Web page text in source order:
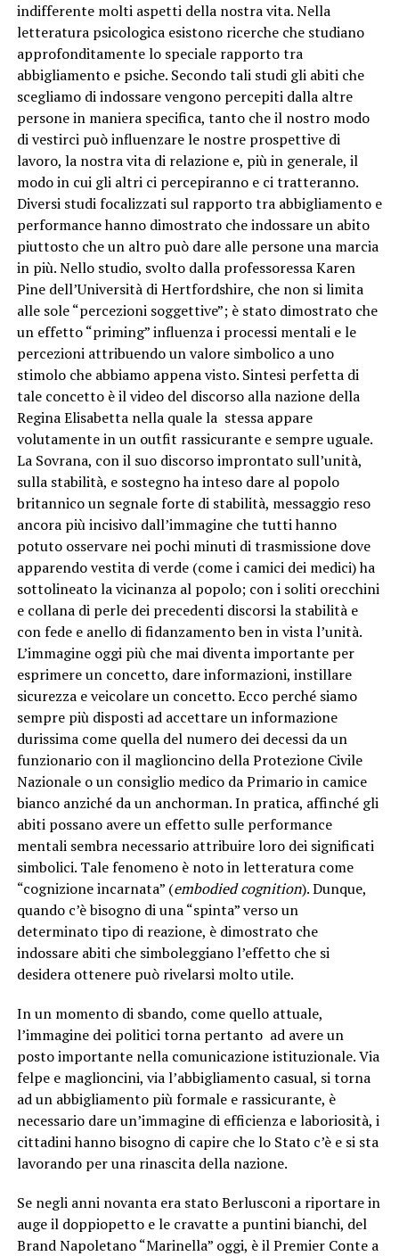
indifferente molti aspetti della nostra vita. Nella
letteratura psicologica esistono ricerche che studiano
approfonditamente lo speciale rapporto tra
abbigliamento e psiche. Secondo tali studi gli abiti che
scegliamo di indossare vengono percepiti dalla altre
persone in maniera specifica, tanto che il nostro modo
di vestirci può influenzare le nostre prospettive di
lavoro, la nostra vita di relazione e, più in generale, il
modo in cui gli altri ci percepiranno e ci tratteranno.
Diversi studi focalizzati sul rapporto tra abbigliamento e
performance hanno dimostrato che indossare un abito
piuttosto che un altro può dare alle persone una marcia
in più. Nello studio, svolto dalla professoressa Karen
Pine dell’Università di Hertfordshire, che non si limita
alle sole “percezioni soggettive”; è stato dimostrato che
un effetto “priming” influenza i processi mentali e le
percezioni attribuendo un valore simbolico a uno
stimolo che abbiamo appena visto. Sintesi perfetta di
tale concetto è il video del discorso alla nazione della
Regina Elisabetta nella quale la stessa appare
volutamente in un outfit rassicurante e sempre uguale.
La Sovrana, con il suo discorso improntato sull’unità,
sulla stabilità, e sostegno ha inteso dare al popolo
britannico un segnale forte di stabilità, messaggio reso
ancora più incisivo dall’immagine che tutti hanno
potuto osservare nei pochi minuti di trasmissione dove
apparendo vestita di verde (come i camici dei medici) ha
sottolineato la vicinanza al popolo; con i soliti orecchini
e collana di perle dei precedenti discorsi la stabilità e
con fede e anello di fidanzamento ben in vista l’unità.
L’immagine oggi più che mai diventa importante per
esprimere un concetto, dare informazioni, instillare
sicurezza e veicolare un concetto. Ecco perché siamo
sempre più disposti ad accettare un informazione
durissima come quella del numero dei decessi da un
funzionario con il maglioncino della Protezione Civile
Nazionale o un consiglio medico da Primario in camice
bianco anziché da un anchorman. In pratica, affinché gli
abiti possano avere un effetto sulle performance
mentali sembra necessario attribuire loro dei significati
simbolici. Tale fenomeno è noto in letteratura come
“cognizione incarnata” (embodied cognition). Dunque,
quando c’è bisogno di una “spinta” verso un
determinato tipo di reazione, è dimostrato che
indossare abiti che simboleggiano l’effetto che si
desidera ottenere può rivelarsi molto utile.
In un momento di sbando, come quello attuale,
l’immagine dei politici torna pertanto ad avere un
posto importante nella comunicazione istituzionale. Via
felpe e maglioncini, via l’abbigliamento casual, si torna
ad un abbigliamento più formale e rassicurante, è
necessario dare un’immagine di efficienza e laboriosità, i
cittadini hanno bisogno di capire che lo Stato c’è e si sta
lavorando per una rinascita della nazione.
Se negli anni novanta era stato Berlusconi a riportare in
auge il doppiopetto e le cravatte a puntini bianchi, del
Brand Napoletano “Marinella” oggi, è il Premier Conte a